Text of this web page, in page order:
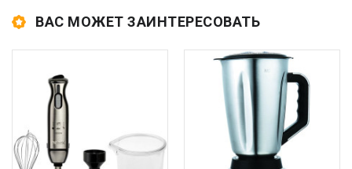
ВАС МОЖЕТ ЗАИНТЕРЕСОВАТЬ